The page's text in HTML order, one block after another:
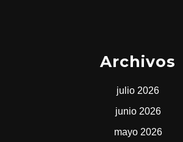
Archivos
julio 2026
junio 2026
mayo 2026